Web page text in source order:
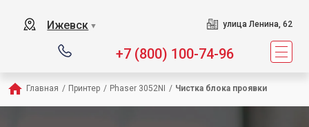
Ижевск ▼ улица Ленина, 62
+7 (800) 100-74-96
Главная / Принтер / Phaser 3052NI / Чистка блока проявки